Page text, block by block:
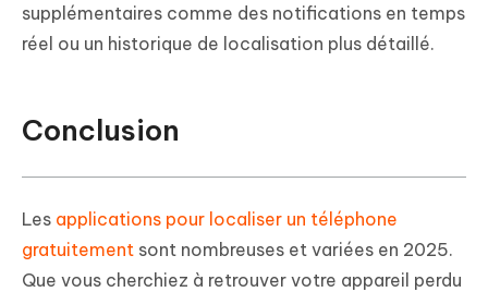
supplémentaires comme des notifications en temps
réel ou un historique de localisation plus détaillé.
Conclusion
Les applications pour localiser un téléphone
gratuitement sont nombreuses et variées en 2025.
Que vous cherchiez à retrouver votre appareil perdu